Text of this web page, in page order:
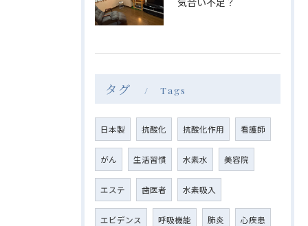
タグ Tags
日本製 抗酸化 抗酸化作用 看護師
がん 生活習慣 水素水 美容院
エステ 歯医者 水素吸入
エビデンス 呼吸機能 肺炎 心疾患